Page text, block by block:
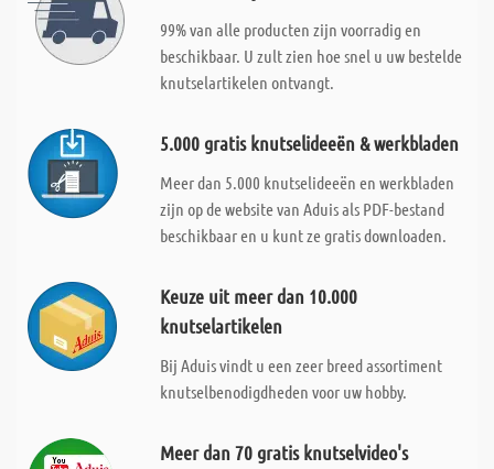
99% van alle producten zijn voorradig en
beschikbaar. U zult zien hoe snel u uw bestelde
knutselartikelen ontvangt.
5.000 gratis knutselideeën & werkbladen
Meer dan 5.000 knutselideeën en werkbladen
zijn op de website van Aduis als PDF-bestand
beschikbaar en u kunt ze gratis downloaden.
Keuze uit meer dan 10.000
knutselartikelen
Bij Aduis vindt u een zeer breed assortiment
knutselbenodigdheden voor uw hobby.
Meer dan 70 gratis knutselvideo's